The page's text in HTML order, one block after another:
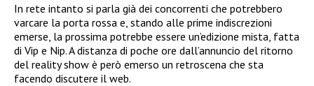
In rete intanto si parla già dei concorrenti che potrebbero
varcare la porta rossa e, stando alle prime indiscrezioni
emerse, la prossima potrebbe essere un’edizione mista, fatta
di Vip e Nip. A distanza di poche ore dall’annuncio del ritorno
del reality show è però emerso un retroscena che sta
facendo discutere il web.